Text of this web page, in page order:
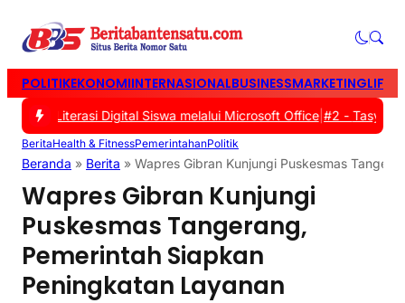
POLITIKEKONOMIINTERNASIONALBUSINESSMARKETING
Literasi Digital Siswa melalui Microsoft Office|#2 -Tasyakuran
BeritaHealth & FitnessPemerintahanPolitik
Beranda » Berita » Wapres Gibran Kunjungi Puskesmas
Wapres Gibran Kunjungi
Puskesmas Tangerang,
Pemerintah Siapkan
Peningkatan Layanan